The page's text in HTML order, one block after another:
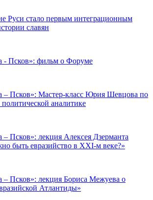
Руси стало первым интеграционным
славян
- Псков»: фильм о Форуме
– Псков»: Мастер-класс Юрия Шевцова по
аналитике
– Псков»: лекция Алексея Дзерманта
быть евразийство в XXI-м веке?»
– Псков»: лекция Бориса Межуева о
Атлантиды»